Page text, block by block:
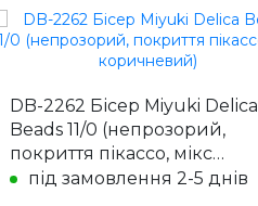
DB-2262 Бісер Miyuki Delica
Beads 11/0 (непрозорий,
покриття пікассо, мікс
коричневий)
під замовлення 2-5 днів